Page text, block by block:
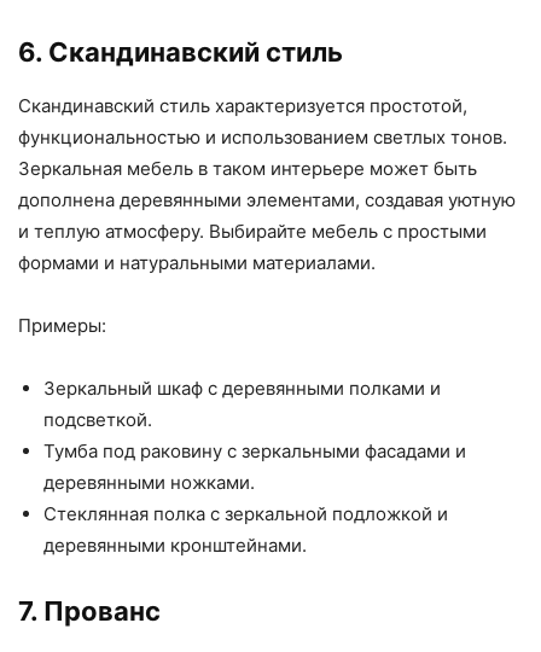
6. Скандинавский стиль
Скандинавский стиль характеризуется простотой,
функциональностью и использованием светлых тонов.
Зеркальная мебель в таком интерьере может быть
дополнена деревянными элементами, создавая уютную
и теплую атмосферу. Выбирайте мебель с простыми
формами и натуральными материалами.
Примеры:
Зеркальный шкаф с деревянными полками и
подсветкой.
Тумба под раковину с зеркальными фасадами и
деревянными ножками.
Стеклянная полка с зеркальной подложкой и
деревянными кронштейнами.
7. Прованс